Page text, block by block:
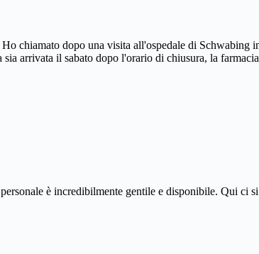
chiamato dopo una visita all'ospedale di Schwabing
arrivata il sabato dopo l'orario di chiusura, la
è incredibilmente gentile e disponibile. Qui ci